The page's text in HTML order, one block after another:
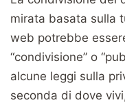
mirata basata sulla
web potrebbe
“condivisione” o
alcune leggi sulla
seconda di dove